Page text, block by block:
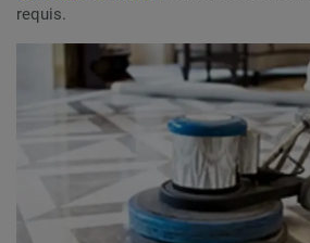
requis.